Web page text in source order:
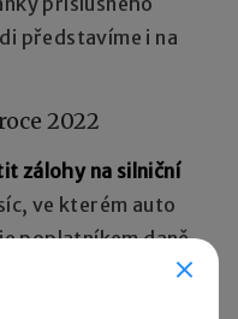
představíme i na
2022
zálohy na silniční
ve kterém auto
poplatníkem daně
povolenou